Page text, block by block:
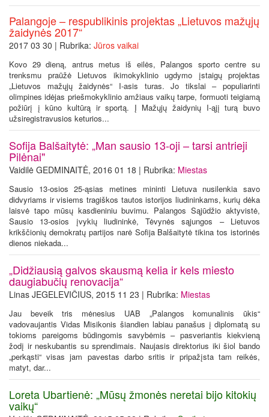
Palangoje – respublikinis projektas „Lietuvos mažųjų
žaidynės 2017“
2017 03 30 | Rubrika: Jūros vaikai
Kovo 29 dieną, antrus metus iš eilės, Palangos sporto centre su
trenksmu praūžė Lietuvos ikimokyklinio ugdymo įstaigų projektas
„Lietuvos mažųjų žaidynės“ I-asis turas. Jo tikslai – populiarinti
olimpines idėjas priešmokyklinio amžiaus vaikų tarpe, formuoti teigiamą
požiūrį į kūno kultūrą ir sportą. Į Mažųjų žaidynių I-ąjį turą buvo
užsiregistravusios keturios...
Sofija Balšaitytė: „Man sausio 13-oji – tarsi antrieji
Pilėnai"
Vaidilė GEDMINAITĖ, 2016 01 18 | Rubrika: Miestas
Sausio 13-osios 25-ąsias metines mininti Lietuva nusilenkia savo
didvyriams ir visiems tragiškos tautos istorijos liudininkams, kurių dėka
laisvė tapo mūsų kasdieniniu buvimu. Palangos Sąjūdžio aktyvistė,
Sausio 13-osios įvykių liudininkė, Tėvynės sąjungos – Lietuvos
krikščionių demokratų partijos narė Sofija Balšaitytė tikina tos istorinės
dienos niekada...
„Didžiausią galvos skausmą kelia ir kels miesto
daugiabučių renovacija“
Linas JEGELEVIČIUS, 2015 11 23 | Rubrika: Miestas
Jau beveik tris mėnesius UAB „Palangos komunalinis ūkis“
vadovaujantis Vidas Misikonis šiandien labiau panašus į diplomatą su
tokioms pareigoms būdingomis savybėmis – pasveriantis kiekvieną
žodį ir neskubantis su sprendimais. Naujasis direktorius iki šiol bando
„perkąsti“ visas jam pavestas darbo sritis ir pripažįsta tam reikės,
matyt, dar...
Loreta Ubartienė: „Mūsų žmonės neretai bijo kitokių
vaikų“